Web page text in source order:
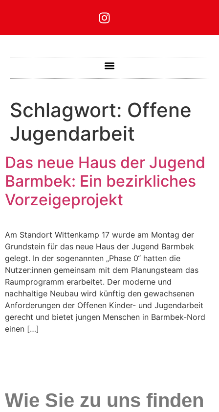
Schlagwort: Offene
Jugendarbeit
Das neue Haus der Jugend
Barmbek: Ein bezirkliches
Vorzeigeprojekt
Am Standort Wittenkamp 17 wurde am Montag der
Grundstein für das neue Haus der Jugend Barmbek
gelegt. In der sogenannten „Phase 0“ hatten die
Nutzer:innen gemeinsam mit dem Planungsteam das
Raumprogramm erarbeitet. Der moderne und
nachhaltige Neubau wird künftig den gewachsenen
Anforderungen der Offenen Kinder- und Jugendarbeit
gerecht und bietet jungen Menschen in Barmbek-Nord
einen […]
Wie Sie zu uns finden